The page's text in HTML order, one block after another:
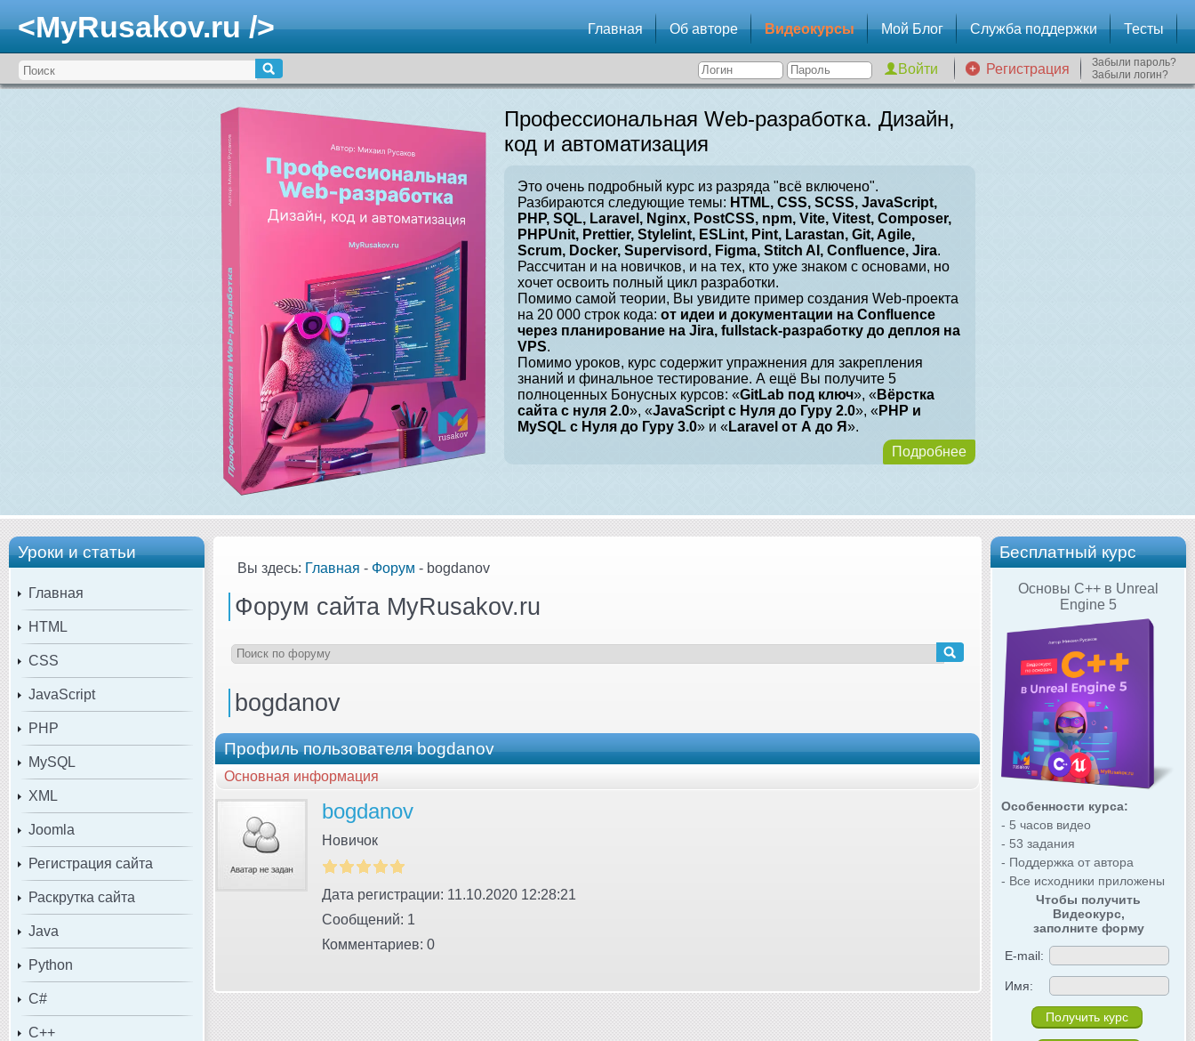
<MyRusakov.ru /> Главная Об авторе Видеокурсы Мой Блог Служба поддержки Тесты
Регистрация
Забыли пароль?
Забыли логин?
Профессиональная Web-разработка. Дизайн,
код и автоматизация
Это очень подробный курс из разряда "всё включено".
Разбираются следующие темы: HTML, CSS, SCSS, JavaScript,
PHP, SQL, Laravel, Nginx, PostCSS, npm, Vite, Vitest, Composer,
PHPUnit, Prettier, Stylelint, ESLint, Pint, Larastan, Git, Agile,
Scrum, Docker, Supervisord, Figma, Stitch AI, Confluence, Jira.
Рассчитан и на новичков, и на тех, кто уже знаком с основами, но
хочет освоить полный цикл разработки.
Помимо самой теории, Вы увидите пример создания Web-проекта
на 20 000 строк кода: от идеи и документации на Confluence
через планирование на Jira, fullstack-разработку до деплоя на
VPS.
Помимо уроков, курс содержит упражнения для закрепления
знаний и финальное тестирование. А ещё Вы получите 5
полноценных Бонусных курсов: «GitLab под ключ», « Вёрстка
сайта с нуля 2.0», «JavaScript с Нуля до Гуру 2.0», «PHP и
MySQL с Нуля до Гуру 3.0» и « Laravel от А до Я».
Подробнее
Уроки и статьи
Главная
HTML
CSS
JavaScript
PHP
MySQL
XML
Joomla
Регистрация сайта
Раскрутка сайта
Java
Python
C#
C++
Бесплатный курс
Основы C++ в Unreal
Engine 5
Особенности курса:
- 5 часов видео
- 53 задания
- Поддержка от автора
- Все исходники приложены
Чтобы получить
Видеокурс,
заполните форму
E-mail:
Имя:
Вы здесь: Главная - Форум - bogdanov
Форум сайта MyRusakov.ru
bogdanov
Профиль пользователя bogdanov
Основная информация
bogdanov
Новичок
Дата регистрации: 11.10.2020 12:28:21
Сообщений: 1
Комментариев: 0